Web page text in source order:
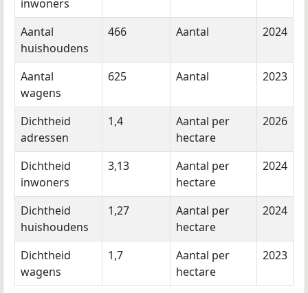
inwoners
Aantal
huishoudens
466 Aantal 2024
Aantal
wagens
625 Aantal 2023
Dichtheid
adressen
1,4
Aantal per
hectare
2026
Dichtheid
inwoners
3,13
Aantal per
hectare
2024
Dichtheid
huishoudens
1,27
Aantal per
hectare
2024
Dichtheid
wagens
1,7
Aantal per
hectare
2023